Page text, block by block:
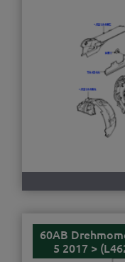
60AB
5 2017 >